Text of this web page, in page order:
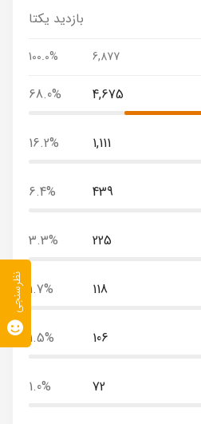
بازدید یکتا
6,877
100.0%
4,675
68.0%
1,111
16.2%
439
6.4%
225
3.3%
118
1.7%
106
1.5%
72
1.0%
نظرسنجی